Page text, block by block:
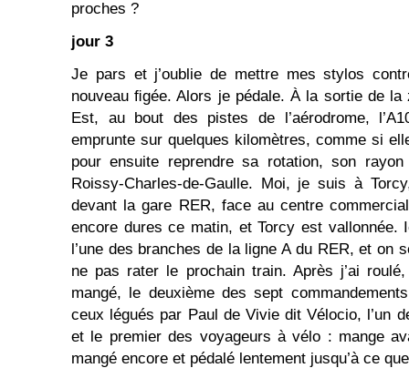
proches ?
jour 3
Je pars et j’oublie de mettre mes stylos
nouveau ﬁgée. Alors je pédale. À la sortie de
Est, au bout des pistes de l’aérodrome,
emprunte sur quelques kilomètres, comme si
pour ensuite reprendre sa rotation, son
Roissy-Charles-de-Gaulle. Moi, je suis à
devant la gare RER, face au centre
encore dures ce matin, et Torcy est vallonnée.
l’une des branches de la ligne A du RER, et on
ne pas rater le prochain train. Après j’ai roulé,
mangé, le deuxième des sept
ceux légués par Paul de Vivie dit Vélocio, l’un
et le premier des voyageurs à vélo : mange
mangé encore et pédalé lentement jusqu’à ce